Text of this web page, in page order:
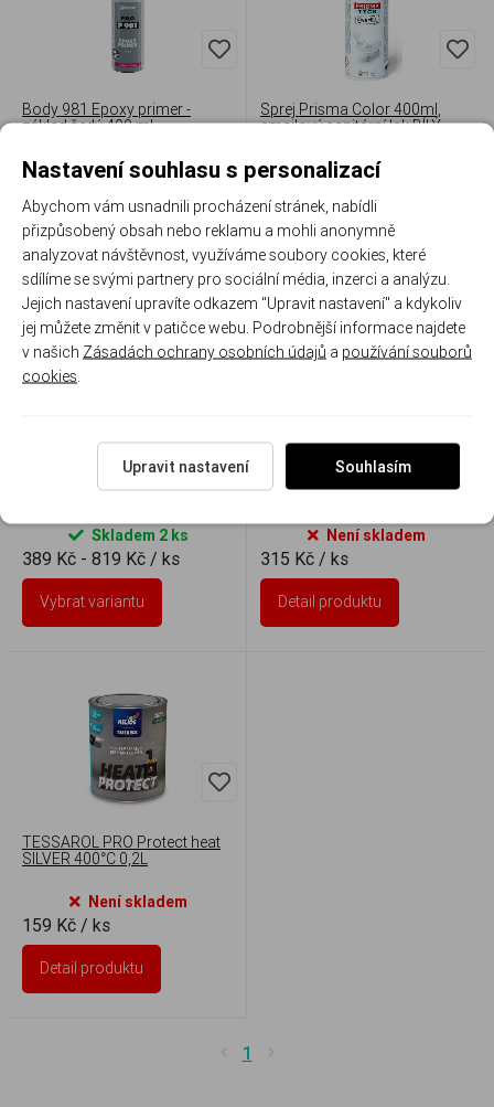
Body 981 Epoxy primer -
základ šedý 400 ml
Skladem 15 ks
ks
Sprej Prisma Color 400ml,
emailový sanitární lak BÍLÝ
Skladem 5 ks
ks
TESSAROL Antik 3v1
Skladem 2 ks
389 Kč - 819 Kč / ks
Vybrat variantu
Soldecol Kovářská barva 3v1
0,75l - kovově šedá 1999
Není skladem
315 Kč / ks
Detail produktu
TESSAROL PRO Protect heat
SILVER 400°C 0,2L
Není skladem
159 Kč / ks
Detail produktu
1
Nastavení souhlasu s personalizací
Abychom vám usnadnili procházení stránek, nabídli
přizpůsobený obsah nebo reklamu a mohli anonymně
analyzovat návštěvnost, využíváme soubory cookies, které
sdílíme se svými partnery pro sociální média, inzerci a analýzu.
Jejich nastavení upravíte odkazem "Upravit nastavení" a kdykoliv
jej můžete změnit v patičce webu. Podrobnější informace najdete
v našich Zásadách ochrany osobních údajů a používání souborů
cookies
Upravit nastavení Souhlasím